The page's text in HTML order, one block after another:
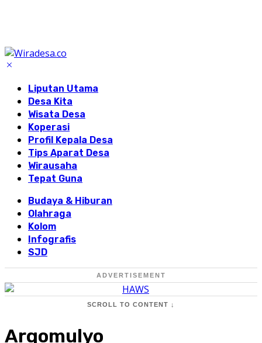
Liputan Utama
Desa Kita
Wisata Desa
Koperasi
Profil Kepala Desa
Tips Aparat Desa
Wirausaha
Tepat Guna
Budaya & Hiburan
Olahraga
Kolom
Infografis
SJD
ADVERTISEMENT
SCROLL TO CONTENT ↓
Argomulyo